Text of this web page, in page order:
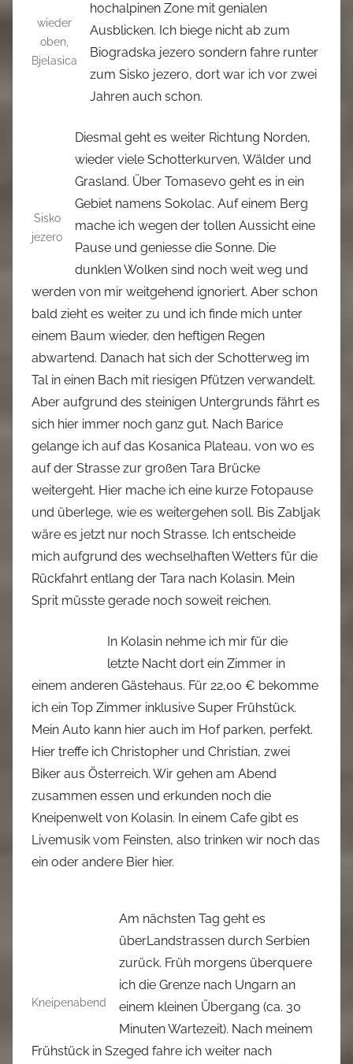
wieder
oben,
Bjelasica
hochalpinen Zone mit genialen
Ausblicken. Ich biege nicht ab zum
Biogradska jezero sondern fahre runter
zum Sisko jezero, dort war ich vor zwei
Jahren auch schon.
Sisko
jezero
Diesmal geht es weiter Richtung Norden,
wieder viele Schotterkurven, Wälder und
Grasland. Über Tomasevo geht es in ein
Gebiet namens Sokolac. Auf einem Berg
mache ich wegen der tollen Aussicht eine
Pause und geniesse die Sonne. Die
dunklen Wolken sind noch weit weg und
werden von mir weitgehend ignoriert. Aber schon
bald zieht es weiter zu und ich finde mich unter
einem Baum wieder, den heftigen Regen
abwartend. Danach hat sich der Schotterweg im
Tal in einen Bach mit riesigen Pfützen verwandelt.
Aber aufgrund des steinigen Untergrunds fährt es
sich hier immer noch ganz gut. Nach Barice
gelange ich auf das Kosanica Plateau, von wo es
auf der Strasse zur großen Tara Brücke
weitergeht. Hier mache ich eine kurze Fotopause
und überlege, wie es weitergehen soll. Bis Zabljak
wäre es jetzt nur noch Strasse. Ich entscheide
mich aufgrund des wechselhaften Wetters für die
Rückfahrt entlang der Tara nach Kolasin. Mein
Sprit müsste gerade noch soweit reichen.
In Kolasin nehme ich mir für die
letzte Nacht dort ein Zimmer in
einem anderen Gästehaus. Für 22,00 € bekomme
ich ein Top Zimmer inklusive Super Frühstück.
Mein Auto kann hier auch im Hof parken, perfekt.
Hier treffe ich Christopher und Christian, zwei
Biker aus Österreich. Wir gehen am Abend
zusammen essen und erkunden noch die
Kneipenwelt von Kolasin. In einem Cafe gibt es
Livemusik vom Feinsten, also trinken wir noch das
ein oder andere Bier hier.
Kneipenabend
Am nächsten Tag geht es
überLandstrassen durch Serbien
zurück. Früh morgens überquere
ich die Grenze nach Ungarn an
einem kleinen Übergang (ca. 30
Minuten Wartezeit). Nach meinem
Frühstück in Szeged fahre ich weiter nach